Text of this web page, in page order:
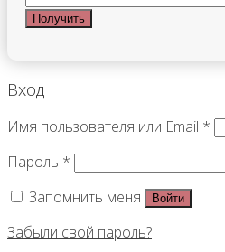
Вход
Имя пользователя или Email *
Пароль *
Запомнить меня
Войти
Забыли свой пароль?